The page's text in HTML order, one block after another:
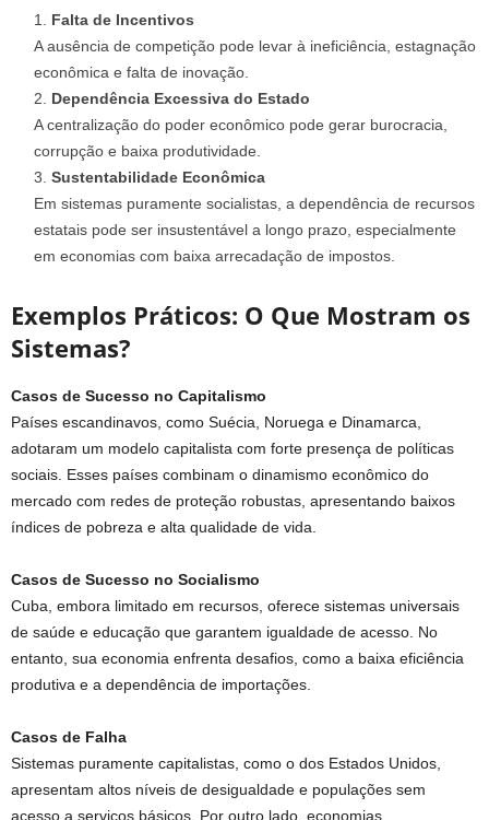
Falta de Incentivos
A ausência de competição pode levar à ineficiência, estagnação
econômica e falta de inovação.
Dependência Excessiva do Estado
A centralização do poder econômico pode gerar burocracia,
corrupção e baixa produtividade.
Sustentabilidade Econômica
Em sistemas puramente socialistas, a dependência de recursos
estatais pode ser insustentável a longo prazo, especialmente
em economias com baixa arrecadação de impostos.
Exemplos Práticos: O Que Mostram os
Sistemas?
Casos de Sucesso no Capitalismo
Países escandinavos, como Suécia, Noruega e Dinamarca,
adotaram um modelo capitalista com forte presença de políticas
sociais. Esses países combinam o dinamismo econômico do
mercado com redes de proteção robustas, apresentando baixos
índices de pobreza e alta qualidade de vida.
Casos de Sucesso no Socialismo
Cuba, embora limitado em recursos, oferece sistemas universais
de saúde e educação que garantem igualdade de acesso. No
entanto, sua economia enfrenta desafios, como a baixa eficiência
produtiva e a dependência de importações.
Casos de Falha
Sistemas puramente capitalistas, como o dos Estados Unidos,
apresentam altos níveis de desigualdade e populações sem
acesso a serviços básicos. Por outro lado, economias